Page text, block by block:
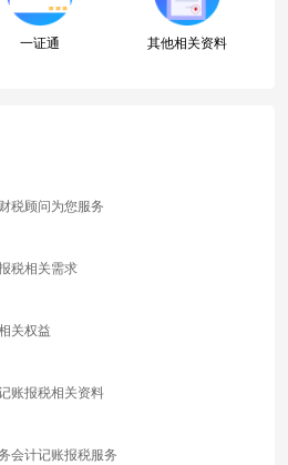
一证通 其他相关资料
税顾问为您服务
税相关需求
关权益
账报税相关资料
会计记账报税服务